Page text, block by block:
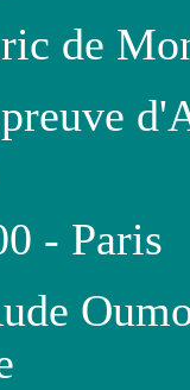
de
- Paris